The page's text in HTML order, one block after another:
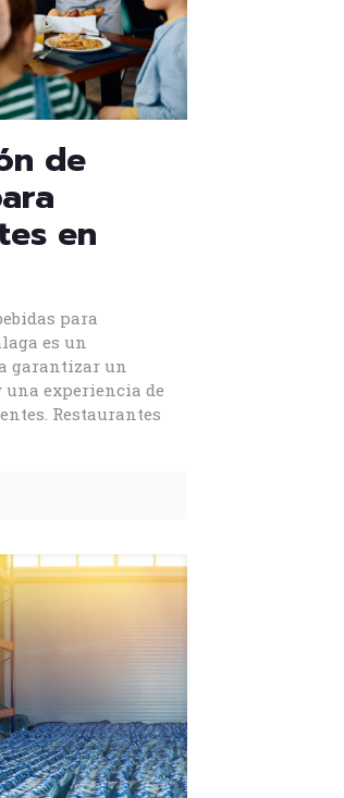
de
en
para
es un
garantizar un
experiencia de
Restaurantes